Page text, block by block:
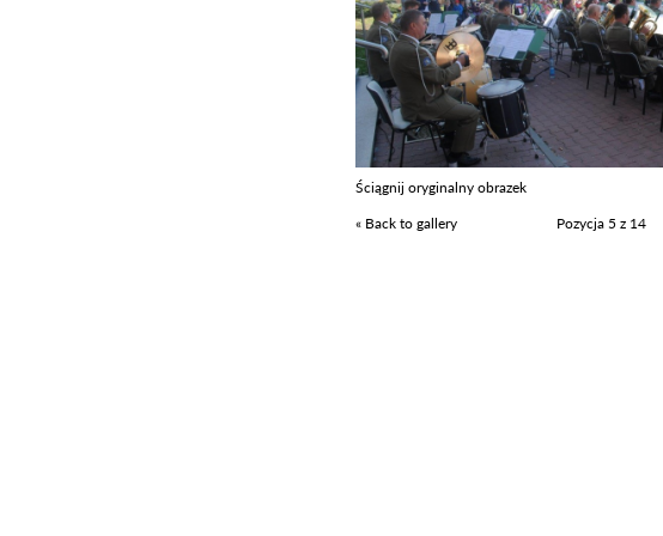
Ściągnij oryginalny obrazek
« Back to gallery
Pozycja 5 z 14